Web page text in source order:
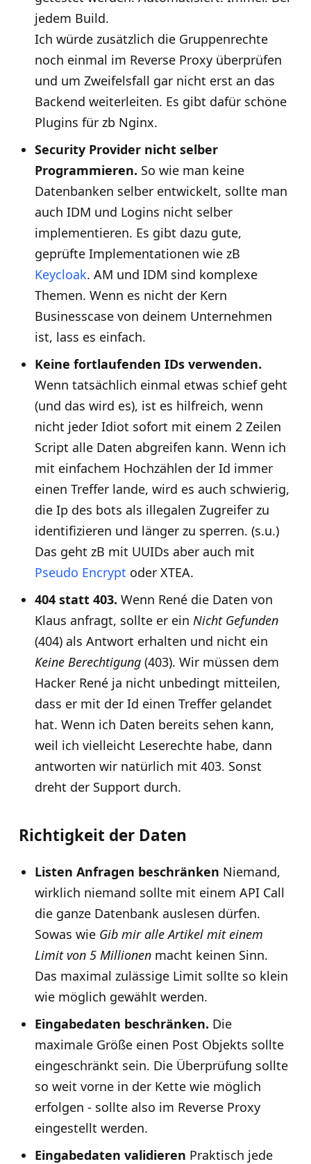
jedem Build.
Ich würde zusätzlich die Gruppenrechte
noch einmal im Reverse Proxy überprüfen
und um Zweifelsfall gar nicht erst an das
Backend weiterleiten. Es gibt dafür schöne
Plugins für zb Nginx.
Security Provider nicht selber
Programmieren. So wie man keine
Datenbanken selber entwickelt, sollte man
auch IDM und Logins nicht selber
implementieren. Es gibt dazu gute,
geprüfte Implementationen wie zB
Keycloak. AM und IDM sind komplexe
Themen. Wenn es nicht der Kern
Businesscase von deinem Unternehmen
ist, lass es einfach.
Keine fortlaufenden IDs verwenden.
Wenn tatsächlich einmal etwas schief geht
(und das wird es), ist es hilfreich, wenn
nicht jeder Idiot sofort mit einem 2 Zeilen
Script alle Daten abgreifen kann. Wenn ich
mit einfachem Hochzählen der Id immer
einen Treffer lande, wird es auch schwierig,
die Ip des bots als illegalen Zugreifer zu
identifizieren und länger zu sperren. (s.u.)
Das geht zB mit UUIDs aber auch mit
Pseudo Encrypt oder XTEA.
404 statt 403. Wenn René die Daten von
Klaus anfragt, sollte er ein Nicht Gefunden
(404) als Antwort erhalten und nicht ein
Keine Berechtigung(403). Wir müssen dem
Hacker René ja nicht unbedingt mitteilen,
dass er mit der Id einen Treffer gelandet
hat. Wenn ich Daten bereits sehen kann,
weil ich vielleicht Leserechte habe, dann
antworten wir natürlich mit 403. Sonst
dreht der Support durch.
Richtigkeit der Daten
Listen Anfragen beschränken Niemand,
wirklich niemand sollte mit einem API Call
die ganze Datenbank auslesen dürfen.
Sowas wie Gib mir alle Artikel mit einem
Limit von 5 Millionenmacht keinen Sinn.
Das maximal zulässige Limit sollte so klein
wie möglich gewählt werden.
Eingabedaten beschränken. Die
maximale Größe einen Post Objekts sollte
eingeschränkt sein. Die Überprüfung sollte
so weit vorne in der Kette wie möglich
erfolgen - sollte also im Reverse Proxy
eingestellt werden.
Eingabedaten validieren Praktisch jede